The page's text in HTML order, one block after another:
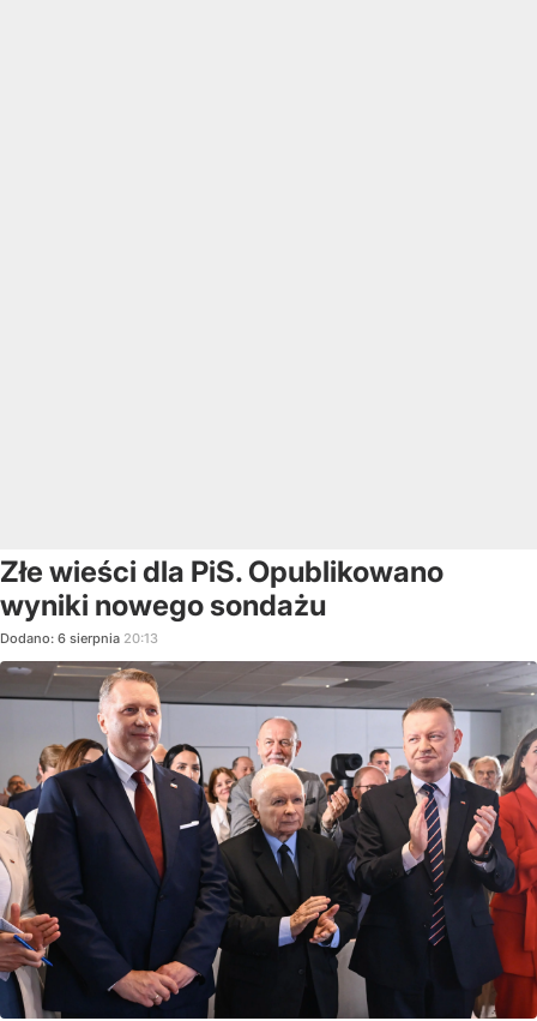
Złe wieści dla PiS. Opublikowano
wyniki nowego sondażu
Dodano: 6 sierpnia 20:13